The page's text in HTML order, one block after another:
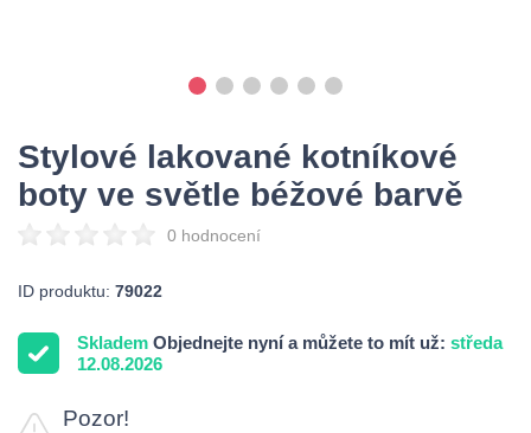
Stylové lakované kotníkové
boty ve světle béžové barvě
0 hodnocení
ID produktu: 79022
Skladem Objednejte nyní a můžete to mít už: středa
12.08.2026
Pozor!